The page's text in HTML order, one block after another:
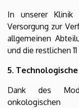
In unserer Klinik
Versorgung zur
allgemeinen
und die restlichen
5.
Dank des